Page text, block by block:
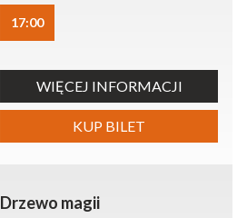
17:00
WIĘCEJ INFORMACJI
KUP BILET
Drzewo magii